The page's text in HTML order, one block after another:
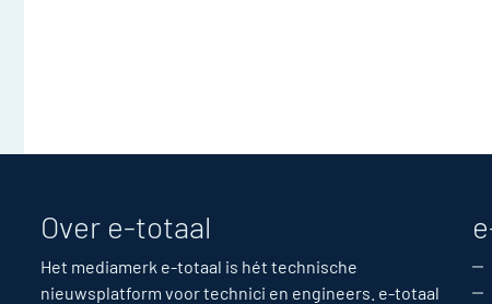
Over e-totaal
Het mediamerk e-totaal is hét technische
nieuwsplatform voor technici en engineers. e-totaal